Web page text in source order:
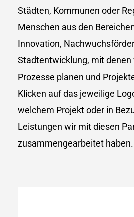
Städten, Kommunen oder
Menschen aus den
Innovation,
Stadtentwicklung, mit
Prozesse planen und
Klicken auf das jeweilige
welchem Projekt oder in
Leistungen wir mit diesen
zusammengearbeitet haben.